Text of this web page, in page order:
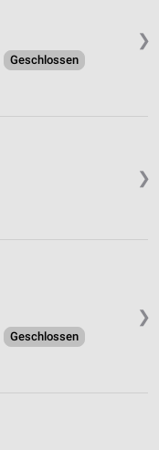
❯
Geschlossen
❯
❯
Geschlossen